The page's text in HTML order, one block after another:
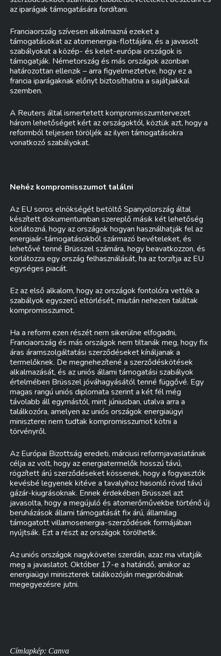
az iparágak támogatására fordítani.
Franciaország szívesen alkalmazná ezeket a
támogatásokat az atomenergia-flottájára, és a javasolt
szabályokat a közép- és kelet-európai országok is
támogatják. Németország és más országok azonban
határozottan ellenzik – arra figyelmeztetve, hogy ez a
francia iparágaknak előnyt biztosíthatna a sajátjaikkal
szemben.
A Reuters által ismertetett kompromisszumtervezet
három lehetőséget kért az országoktól, köztük azt, hogy a
reformból teljesen töröljék az ilyen támogatásokra
vonatkozó szabályokat.
Nehéz kompromisszumot találni
Az EU soros elnökségét betöltő Spanyolország által
készített dokumentumban szereplő másik két lehetőség
korlátozná, hogy az országok hogyan használhatják fel az
energiaár-támogatásokból származó bevételeket, és
lehetővé tenné Brüsszel számára, hogy beavatkozzon, és
korlátozza egy ország felhasználását, ha az torzítja az EU
egységes piacát.
Ez az első alkalom, hogy az országok fontolóra vették a
szabályok egyszerű eltörlését, miután nehezen találtak
kompromisszumot.
Ha a reform ezen részét nem sikerülne elfogadni,
Franciaország és más országok nem tiltanák meg, hogy fix
áras áramszolgáltatási szerződéseket kínáljanak a
termelőknek. De megnehezítené a szerződéskötések
alkalmazását, és az uniós állami támogatási szabályok
értelmében Brüsszel jóváhagyásától tenné függővé. Egy
magas rangú uniós diplomata szerint a két fél még
távolabb áll egymástól, mint júniusban, utalva arra a
találkozóra, amelyen az uniós országok energiaügyi
miniszterei nem tudtak kompromisszumot kötni a
törvényről.
Az Európai Bizottság eredeti, márciusi reformjavaslatának
célja az volt, hogy az energiatermelők hosszú távú,
rögzített árú szerződéseket kössenek, hogy a fogyasztók
kevésbé legyenek kitéve a tavalyihoz hasonló rövid távú
gázár-kiugrásoknak. Ennek érdekében Brüsszel azt
javasolta, hogy a megújuló és atomerőművekbe történő új
beruházások állami támogatását fix árú, államilag
támogatott villamosenergia-szerződések formájában
nyújtsák. Ezt a részt az országok törölhetik.
Az uniós országok nagykövetei szerdán, azaz ma vitatják
meg a javaslatot. Október 17-e a határidő, amikor az
energiaügyi miniszterek találkozóján megpróbálnak
megegyezésre jutni.
Címlapkép: Canva